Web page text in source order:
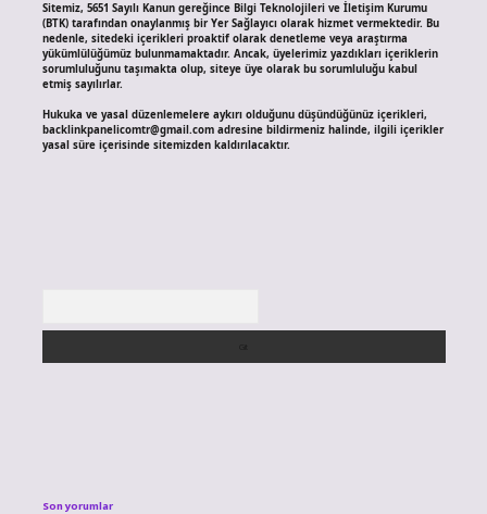
Sitemiz, 5651 Sayılı Kanun gereğince Bilgi Teknolojileri ve İletişim Kurumu
(BTK) tarafından onaylanmış bir Yer Sağlayıcı olarak hizmet vermektedir. Bu
nedenle, sitedeki içerikleri proaktif olarak denetleme veya araştırma
yükümlülüğümüz bulunmamaktadır. Ancak, üyelerimiz yazdıkları içeriklerin
sorumluluğunu taşımakta olup, siteye üye olarak bu sorumluluğu kabul
etmiş sayılırlar.
Hukuka ve yasal düzenlemelere aykırı olduğunu düşündüğünüz içerikleri,
backlinkpanelicomtr@gmail.comadresine bildirmeniz halinde, ilgili içerikler
yasal süre içerisinde sitemizden kaldırılacaktır.
Son yorumlar